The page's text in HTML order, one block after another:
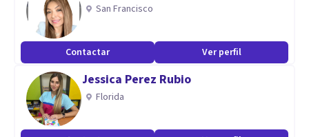
San Francisco
Contactar Ver perfil
Jessica Perez Rubio
Florida